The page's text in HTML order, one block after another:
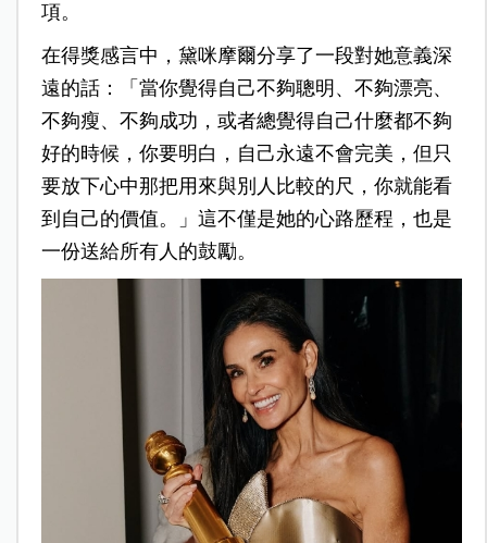
項。
在得獎感言中，黛咪摩爾分享了一段對她意義深
遠的話：「當你覺得自己不夠聰明、不夠漂亮、
不夠瘦、不夠成功，或者總覺得自己什麼都不夠
好的時候，你要明白，自己永遠不會完美，但只
要放下心中那把用來與別人比較的尺，你就能看
到自己的價值。」這不僅是她的心路歷程，也是
一份送給所有人的鼓勵。